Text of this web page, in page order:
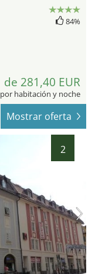
84%
de 281,40 EUR
por habitación y noche
Mostrar oferta
2